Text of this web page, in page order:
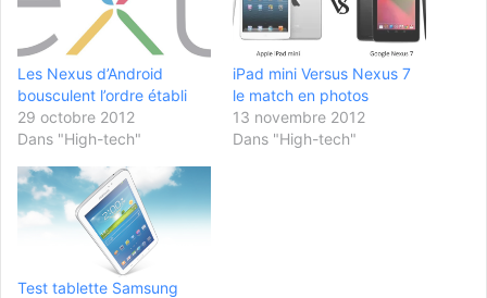
Les Nexus d’Android
bousculent l’ordre établi
29 octobre 2012
Dans "High-tech"
iPad mini Versus Nexus 7
le match en photos
13 novembre 2012
Dans "High-tech"
Test tablette Samsung